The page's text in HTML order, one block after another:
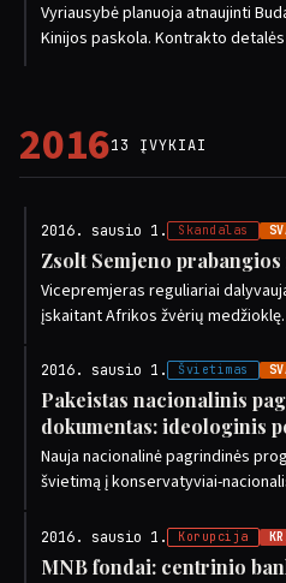
Vyriausybė planuoja atnaujinti
Kinijos paskola. Kontrakto
201613 ĮVYKIAI
2016. sausio 1. Skandalas
Zsolt Semjeno
Vicepremjeras reguliariai
įskaitant Afrikos žvėrių medžioklę.
2016. sausio 1. Švietimas
Pakeistas nacionalinis
dokumentas: ideologinis
Nauja nacionalinė pagrindinės
švietimą į konservatyviai-
2016. sausio 1. Korupcija
MNB fondai: centrinio